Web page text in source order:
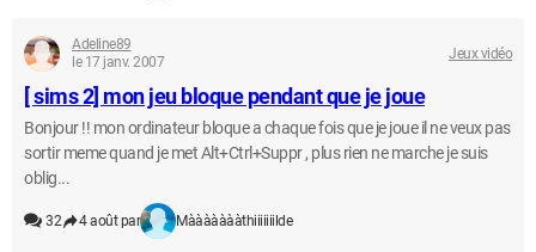
Adeline89
le 17 janv. 2007
Jeux vidéo
[ sims 2] mon jeu bloque pendant que je joue
Bonjour !! mon ordinateur bloque a chaque fois que je joue il ne veux pas
sortir meme quand je met Alt+Ctrl+Suppr , plus rien ne marche je suis
oblig...
32 4 août par Màààààààthiiiiiiilde